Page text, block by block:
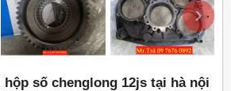
›
số chenglong 12js tại hà nội